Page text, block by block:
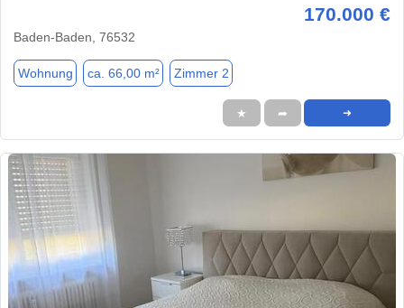
170.000 €
Baden-Baden, 76532
Wohnung ca. 66,00 m² Zimmer 2
★ ➦ ➜